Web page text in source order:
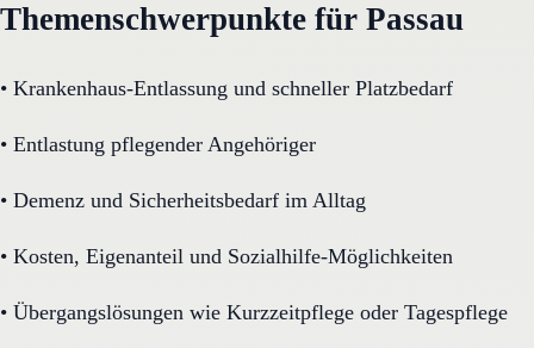
Themenschwerpunkte für Passau
• Krankenhaus-Entlassung und schneller Platzbedarf
• Entlastung pflegender Angehöriger
• Demenz und Sicherheitsbedarf im Alltag
• Kosten, Eigenanteil und Sozialhilfe-Möglichkeiten
• Übergangslösungen wie Kurzzeitpflege oder Tagespflege